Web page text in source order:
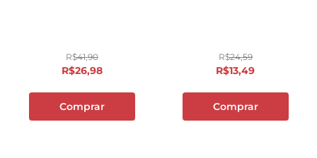
R$41,90
R$26,98
Comprar
R$24,59
R$13,49
Comprar